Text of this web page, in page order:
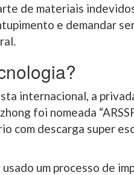
de materiais
e demandar
internacional, a
foi nomeada
com descarga super
um processo de